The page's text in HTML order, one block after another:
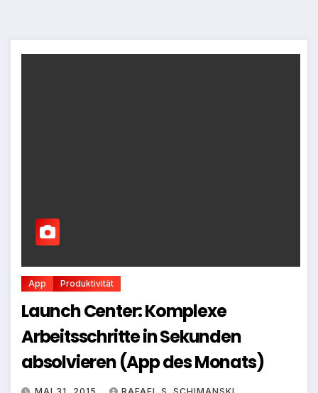
App Produktivität
Launch Center: Komplexe
Arbeitsschritte in Sekunden
absolvieren (App des Monats)